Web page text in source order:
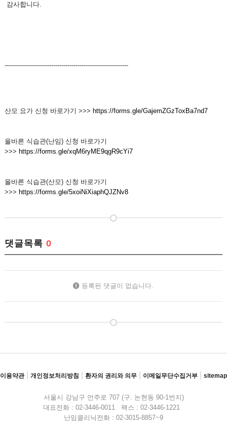
감사합니다.
-------------------------------------------------------------
산모 요가 신청 바로가기 >>> https://forms.gle/GajemZGzToxBa7nd7
올바른 식습관(난임) 신청 바로가기
>>> https://forms.gle/xqM6ryME9qgR9cYi7
올바른 식습관(산모) 신청 바로가기
>>> https://forms.gle/5xoiNiXiaphQJZNv8
댓글목록0
등록된 댓글이 없습니다.
이용약관 개인정보처리방침 환자의 권리와 의무 이메일무단수집거부 sitemap
서울시 강남구 언주로 707 (구. 논현동 90-1번지)
대표전화 : 02-3446-0011 팩스 : 02-3446-1221
난임클리닉전화 : 02-3015-8857~9